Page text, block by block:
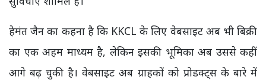
हेमंत जैन का कहना है कि KKCL के लिए वेबसाइट अब भी बिक्री
का एक अहम माध्यम है, लेकिन इसकी भूमिका अब उससे कहीं
आगे बढ़ चुकी है। वेबसाइट अब ग्राहकों को प्रोडक्ट्स के बारे में